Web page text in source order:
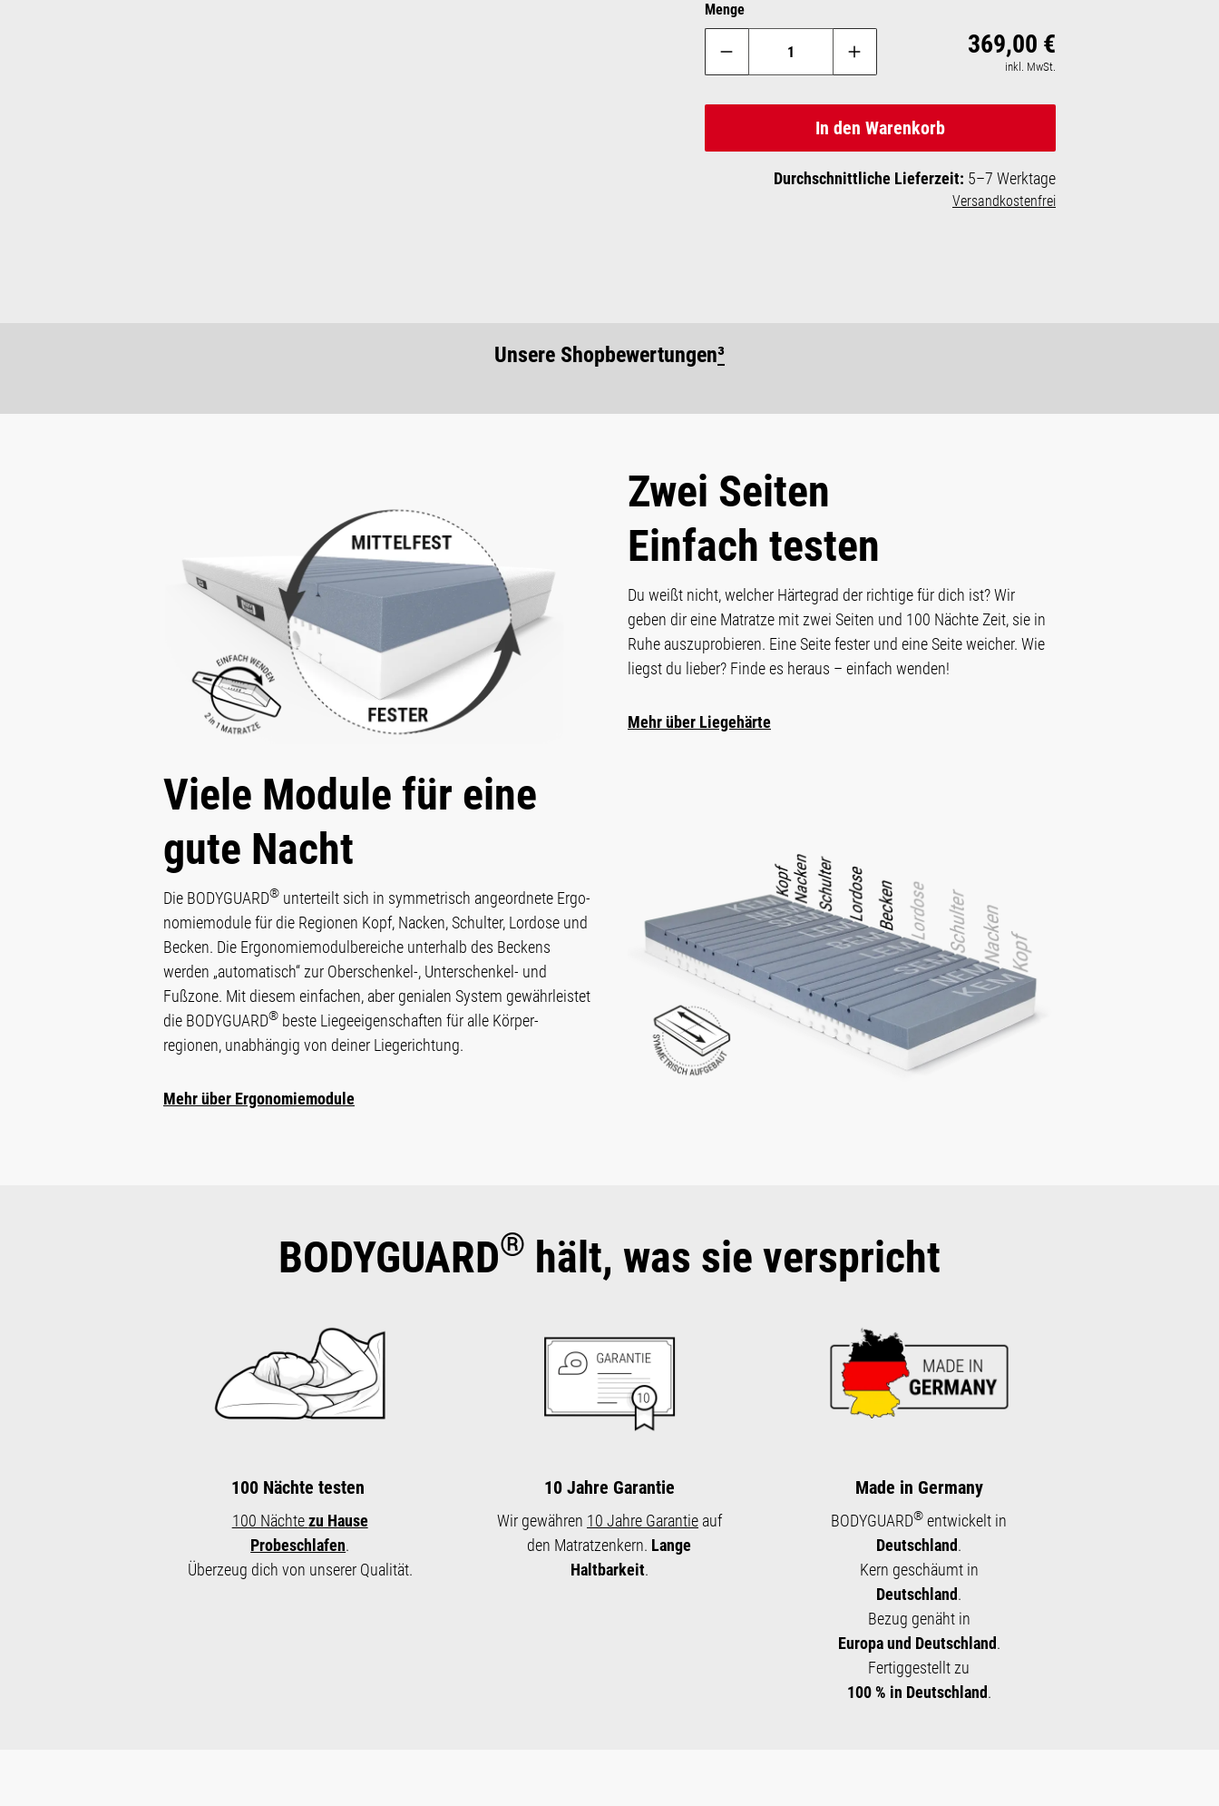
Menge
Regulärer Preis:
369,00 €
inkl. MwSt.
In den Warenkorb
Durchschnittliche Lieferzeit: 5–7 Werktage
Versandkostenfrei
Unsere Shopbewertungen³
Zwei Seiten
Einfach testen
Du weißt nicht, welcher Härtegrad der richtige für dich ist? Wir
geben dir eine Matratze mit zwei Seiten und 100 Nächte Zeit, sie in
Ruhe auszuprobieren. Eine Seite fester und eine Seite weicher. Wie
liegst du lieber? Finde es heraus – einfach wenden!
Mehr über Liegehärte
Viele Module für eine
gute Nacht
Die BODYGUARD® unterteilt sich in sym­metrisch angeordnete Ergo­
nomie­module für die Regio­nen Kopf, Nacken, Schulter, Lordose und
Becken. Die Ergo­nomie­modul­bereiche unterhalb des Beckens
werden „automa­tisch“ zur Ober­schen­kel-, Unter­schenkel- und
Fußzone. Mit diesem ein­fachen, aber genialen Sys­tem gewähr­leistet
die BODYGUARD® beste Liege­eigen­schaf­ten für alle Kör­per­
regionen, unabhängig von deiner Liegerichtung.
Mehr über Ergonomiemodule
BODYGUARD® hält, was sie verspricht
100 Nächte testen
100 Nächtezu Hause
Probeschlafen.
Überzeug dich von unserer Qualität.
10 Jahre Garantie
Wir gewähren 10 Jahre Garantieauf
den Matratzenkern. Lange
Haltbarkeit.
Made in Germany
BODYGUARD® entwickelt in
Deutschland.
Kern geschäumt in
Deutschland.
Bezug genäht in
Europa und Deutschland.
Fertiggestellt zu
100 % in Deutschland.